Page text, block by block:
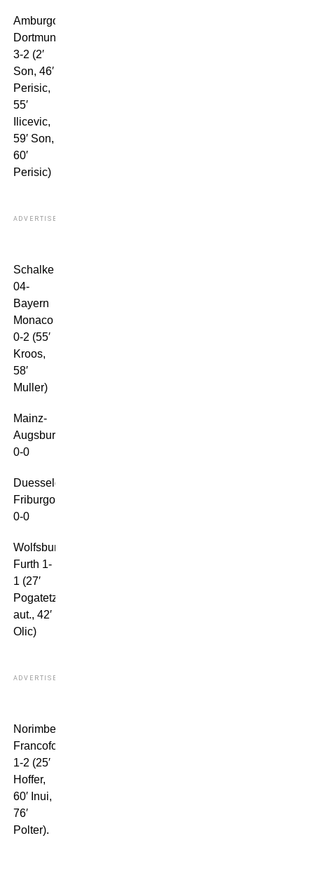
Amburgo-
Dortmund
3-2 (2′
Son, 46′
Perisic,
55′
Ilicevic,
59′ Son,
60′
Perisic)
ADVERTISEMENT
Schalke
04-
Bayern
Monaco
0-2 (55′
Kroos,
58′
Muller)
Mainz-
Augsburg
0-0
Duesseldof-
Friburgo
0-0
Wolfsburg-
Furth 1-
1 (27′
Pogatetz
aut., 42′
Olic)
ADVERTISEMENT
Norimberga-
Francoforte
1-2 (25′
Hoffer,
60′ Inui,
76′
Polter).